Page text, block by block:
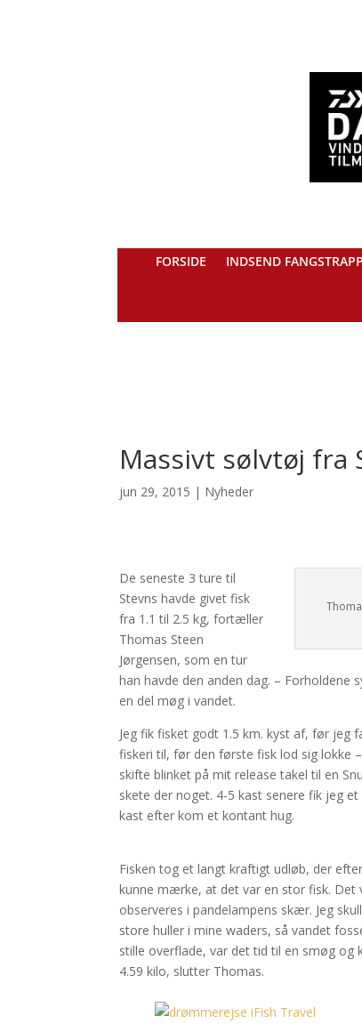
FORSIDE INDSEND
Massivt sølvtøj fra
jun 29, 2015 | Nyheder
De seneste 3 ture til
Stevns havde givet fisk
fra 1.1 til 2.5 kg, fortæller
Thomas Steen
Jørgensen, som en tur
han havde den anden dag. –
en del møg i vandet.
Jeg fik fisket godt 1.5 km. kyst af, før jeg
fiskeri til, før den første fisk lod sig lokke
skifte blinket på mit release takel til en
skete der noget. 4-5 kast senere fik jeg
kast efter kom et kontant hug.
Fisken tog et langt kraftigt udløb, der
kunne mærke, at det var en stor fisk.
observeres i pandelampens skær. Jeg
store huller i mine waders, så vandet
stille overflade, var det tid til en smøg
4.59 kilo, slutter Thomas.